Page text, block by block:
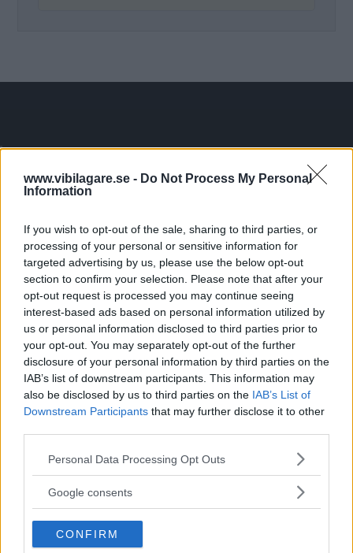
www.vibilagare.se - Do Not Process My Personal
Information
If you wish to opt-out of the sale, sharing to third parties, or
processing of your personal or sensitive information for
targeted advertising by us, please use the below opt-out
section to confirm your selection. Please note that after your
opt-out request is processed you may continue seeing
interest-based ads based on personal information utilized by
us or personal information disclosed to third parties prior to
your opt-out. You may separately opt-out of the further
disclosure of your personal information by third parties on the
IAB’s list of downstream participants. This information may
also be disclosed by us to third parties on the IAB’s List of
Downstream Participants that may further disclose it to other
Please note that this website/app uses one or more Google
not limited to your visit or usage behaviour. You may click to
use your data for below specified purposes in below Google
consent section.
Personal Data Processing Opt Outs
Google consents
CONFIRM
Tester: De senaste vi kört
Kia utmanar i kombiklassen – blir omkörd
av ”gamlingen”
Nykomlingen fälls av en besvärande nackdel.